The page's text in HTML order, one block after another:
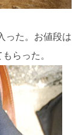
った。お値段は
らった。